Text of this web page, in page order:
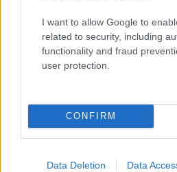
I want to allow Google to
related to security, including
functionality and fraud
user protection.
CONFIRM
Data Deletion Data